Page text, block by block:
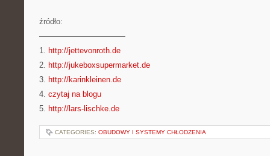
źródło:
———————————
1. http://jettevonroth.de
2. http://jukeboxsupermarket.de
3. http://karinkleinen.de
4. czytaj na blogu
5. http://lars-lischke.de
CATEGORIES: OBUDOWY I SYSTEMY CHŁODZENIA